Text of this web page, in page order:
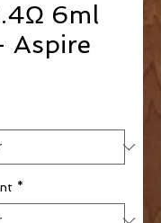
6ml
Aspire
*